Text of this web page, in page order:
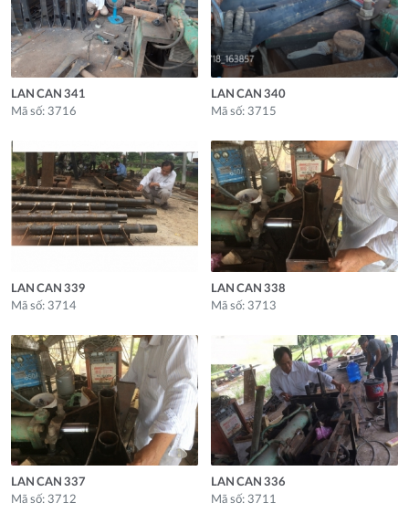
LAN CAN 341
Mã số: 3716
LAN CAN 340
Mã số: 3715
LAN CAN 339
Mã số: 3714
LAN CAN 338
Mã số: 3713
LAN CAN 337
Mã số: 3712
LAN CAN 336
Mã số: 3711